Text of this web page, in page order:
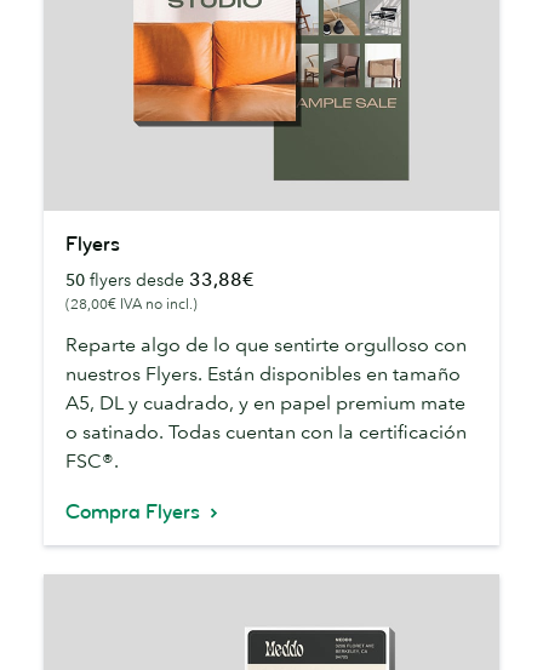
Flyers
50 flyers desde 33,88€
(28,00€ IVA no incl.)
Reparte algo de lo que sentirte orgulloso con
nuestros Flyers. Están disponibles en tamaño
A5, DL y cuadrado, y en papel premium mate
o satinado. Todas cuentan con la certificación
FSC®.
Compra Flyers